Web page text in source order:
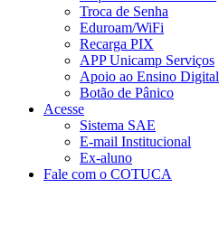
Troca de Senha
Eduroam/WiFi
Recarga PIX
APP Unicamp Serviços
Apoio ao Ensino Digital
Botão de Pânico
Acesse
Sistema SAE
E-mail Institucional
Ex-aluno
Fale com o COTUCA